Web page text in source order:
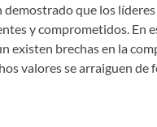
que los
y comprometidos. En
brechas en la
valores se arraiguen de